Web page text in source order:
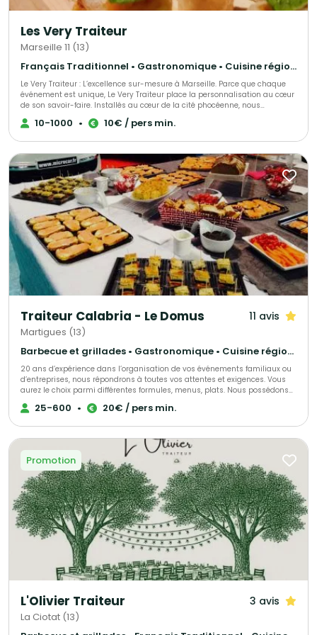
Les Very Traiteur
Marseille 11 (13)
Français Traditionnel • Gastronomique • Cuisine régionale
Le Very Traiteur : L’excellence sur-mesure à Marseille. Parce que chaque
événement est unique, Le Very Traiteur place la personnalisation au cœur
de son savoir-faire. Installés au cœur de la cité phocéenne, nous
concevons des expériences culinaires qui vous ressemblent. Que vous
soyez un particulier célébrant un moment de vie ou une entreprise en
une logistique sans faille et ce petit "plus" qui rendra votre réception
inoubliable.
10-1000 • 10€ / pers min.
Traiteur Calabria - Le Domus 11 avis
Martigues (13)
Barbecue et grillades • Gastronomique • Cuisine régionale
20 ans d’expérience dans l’organisation de vos événements familiaux ou
d’entreprises, nous répondrons à toutes vos attentes et exigences. Vous
aurez le choix parmi différentes formules, menus, plats. Nous possédons
une salle pour vous recevoir vous et vos convives (Palatino, 40pers.), avec
terrasse privée et une vue exceptionnelle.
25-600 • 20€ / pers min.
Promotion
L'Olivier Traiteur 3 avis
La Ciotat (13)